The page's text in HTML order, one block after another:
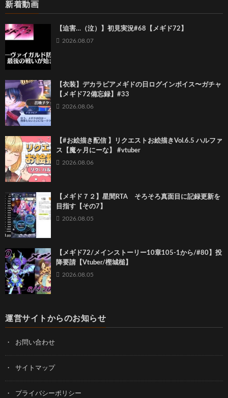
新着動画
【迫害…（泣）】初見実況#68【メギド72】
2026.08.07
【衣装】デカラビアメギドの日ログインボイス〜ガチャ
【メギド72備忘録】#33
2026.08.06
【#お絵描き配信 】リクエストお絵描きVol.6.5 ハルファ
ス【魔ヶ月にーな】 #vtuber
2026.08.06
【メギド７２】星間RTA そろそろ真面目に記録更新を
目指す【その7】
2026.08.05
【メギド72/メインストーリー10章105-1から/#80】投
降要請【Vtuber/樫城槌】
2026.08.05
運営サイトからのお知らせ
お問い合わせ
サイトマップ
プライバシーポリシー